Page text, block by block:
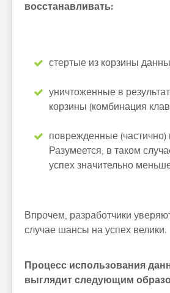
восстанавливать:
стертые из корзины
уничтоженные в
корзины (комбинация
поврежденные (частично)
Разумеется, в таком
успех значительно
Впрочем, разработчики
случае шансы на успех велики.
Процесс использования
выглядит следующим